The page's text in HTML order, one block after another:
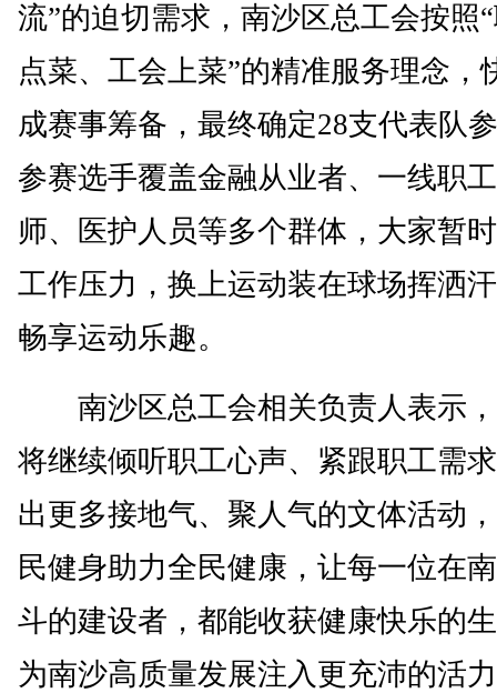
流”的迫切需求，南沙区总工会按照
点菜、工会上菜”的精准服务理念，
成赛事筹备，最终确定28支代表队
参赛选手覆盖金融从业者、一线职
师、医护人员等多个群体，大家暂
工作压力，换上运动装在球场挥洒
畅享运动乐趣。
南沙区总工会相关负责人表示
将继续倾听职工心声、紧跟职工需
出更多接地气、聚人气的文体活动
民健身助力全民健康，让每一位在
斗的建设者，都能收获健康快乐的
为南沙高质量发展注入更充沛的活